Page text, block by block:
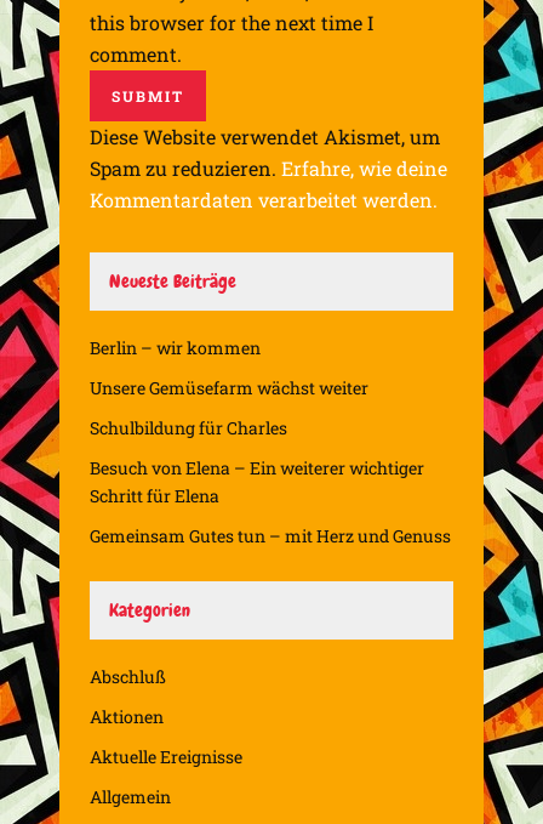
this browser for the next time I
comment.
Diese Website verwendet Akismet, um
Spam zu reduzieren. Erfahre, wie deine
Kommentardaten verarbeitet werden.
Neueste Beiträge
Berlin – wir kommen
Unsere Gemüsefarm wächst weiter
Schulbildung für Charles
Besuch von Elena – Ein weiterer wichtiger
Schritt für Elena
Gemeinsam Gutes tun – mit Herz und Genuss
Kategorien
Abschluß
Aktionen
Aktuelle Ereignisse
Allgemein